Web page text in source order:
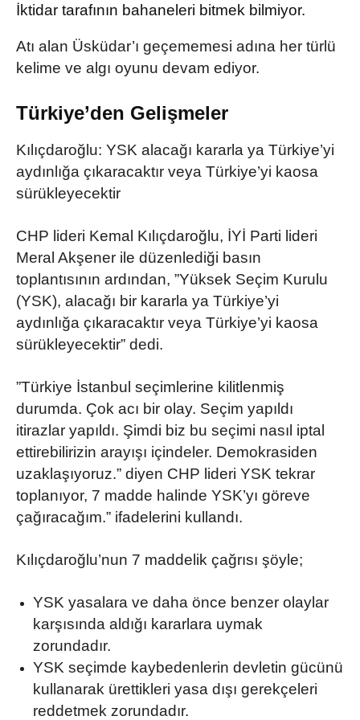
İktidar tarafının bahaneleri bitmek bilmiyor.
Atı alan Üsküdar’ı geçememesi adına her türlü
kelime ve algı oyunu devam ediyor.
Türkiye’den Gelişmeler
Kılıçdaroğlu: YSK alacağı kararla ya Türkiye’yi
aydınlığa çıkaracaktır veya Türkiye’yi kaosa
sürükleyecektir
CHP lideri Kemal Kılıçdaroğlu, İYİ Parti lideri
Meral Akşener ile düzenlediği basın
toplantısının ardından, ”Yüksek Seçim Kurulu
(YSK), alacağı bir kararla ya Türkiye’yi
aydınlığa çıkaracaktır veya Türkiye’yi kaosa
sürükleyecektir” dedi.
”Türkiye İstanbul seçimlerine kilitlenmiş
durumda. Çok acı bir olay. Seçim yapıldı
itirazlar yapıldı. Şimdi biz bu seçimi nasıl iptal
ettirebilirizin arayışı içindeler. Demokrasiden
uzaklaşıyoruz.” diyen CHP lideri YSK tekrar
toplanıyor, 7 madde halinde YSK’yı göreve
çağıracağım.” ifadelerini kullandı.
Kılıçdaroğlu’nun 7 maddelik çağrısı şöyle;
YSK yasalara ve daha önce benzer olaylar
karşısında aldığı kararlara uymak
zorundadır.
YSK seçimde kaybedenlerin devletin gücünü
kullanarak ürettikleri yasa dışı gerekçeleri
reddetmek zorundadır.